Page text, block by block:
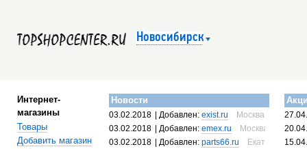
Новосибирск
Интернет-
магазины
Товары
Добавить магазин
Новости
03.02.2018 | Добавлен:exist.ru
Москва, Россия
03.02.2018
| Добавлен:emex.ru
Москва, Россия
03.02.2018
| Добавлен:parts66.ru Екатеринбург,